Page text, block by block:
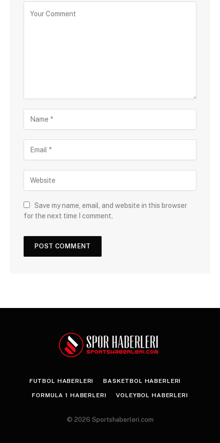
Save my name, email, and website in this browser
for the next time I comment.
FUTBOL HABERLERI BASKETBOL HABERLERI
FORMULA 1 HABERLERI VOLEYBOL HABERLERI
© 2026 Sportshaberleri.com